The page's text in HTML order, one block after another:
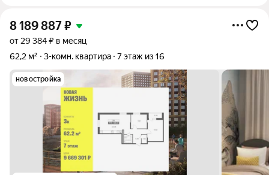
8 189 887₽
от 29 384 ₽ в месяц
62,2 м²
3-комн. квартира 7 этаж из 16
новостройка